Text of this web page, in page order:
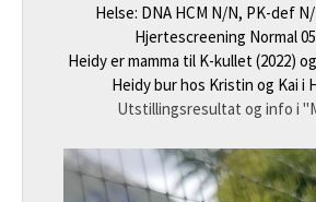
Helse: DNA HCM N/N, PK-def
Hjertescreening Normal
Heidy er mamma til K-kullet (2022)
Heidy bur hos Kristin og Kai i
Utstillingsresultat og info i